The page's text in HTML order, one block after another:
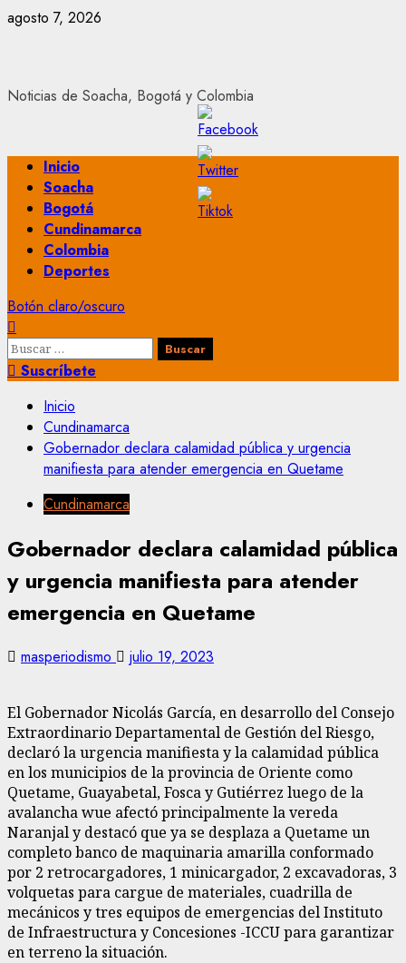
Saltar
agosto 7, 2026
Noticias de Soacha, Bogotá y Colombia
Menú
principal
Inicio
Soacha
Bogotá
Cundinamarca
Colombia
Deportes
Botón claro/oscuro
Buscar:
Suscríbete
Inicio
Cundinamarca
Gobernador declara calamidad pública y urgencia
manifiesta para atender emergencia en Quetame
Cundinamarca
Gobernador declara calamidad pública
y urgencia manifiesta para atender
emergencia en Quetame
masperiodismo julio 19, 2023
El Gobernador Nicolás García, en desarrollo del Consejo
Extraordinario Departamental de Gestión del Riesgo,
declaró la urgencia manifiesta y la calamidad pública
en los municipios de la provincia de Oriente como
Quetame, Guayabetal, Fosca y Gutiérrez luego de la
avalancha wue afectó principalmente la vereda
Naranjal y destacó que ya se desplaza a Quetame un
completo banco de maquinaria amarilla conformado
por 2 retrocargadores, 1 minicargador, 2 excavadoras, 3
volquetas para cargue de materiales, cuadrilla de
mecánicos y tres equipos de emergencias del Instituto
de Infraestructura y Concesiones -ICCU para garantizar
en terreno la situación.